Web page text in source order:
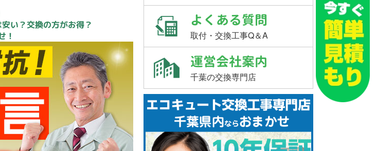
い？交換の方がお得？
！
よくある質問
取付・交換工事Q＆A
運営会社案内
千葉の交換専門店